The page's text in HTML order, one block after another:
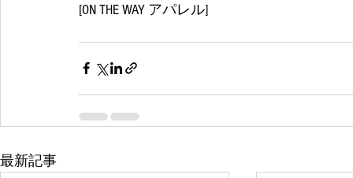
[ON THE WAY アパレル]
最新記事